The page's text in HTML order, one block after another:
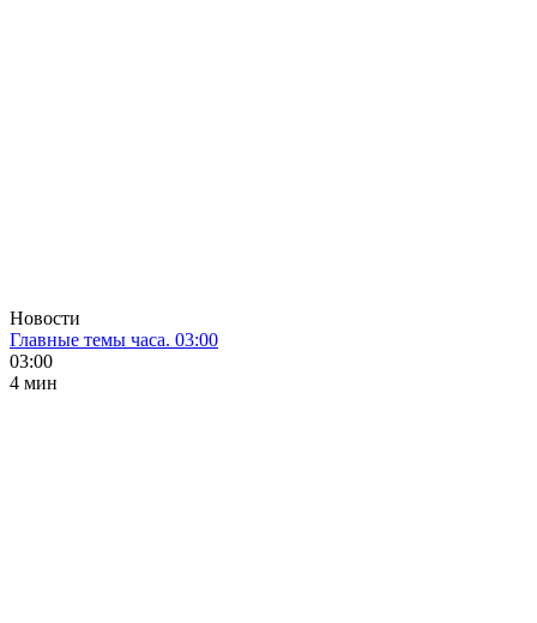
Новости
Главные темы часа. 03:00
03:00
4 мин